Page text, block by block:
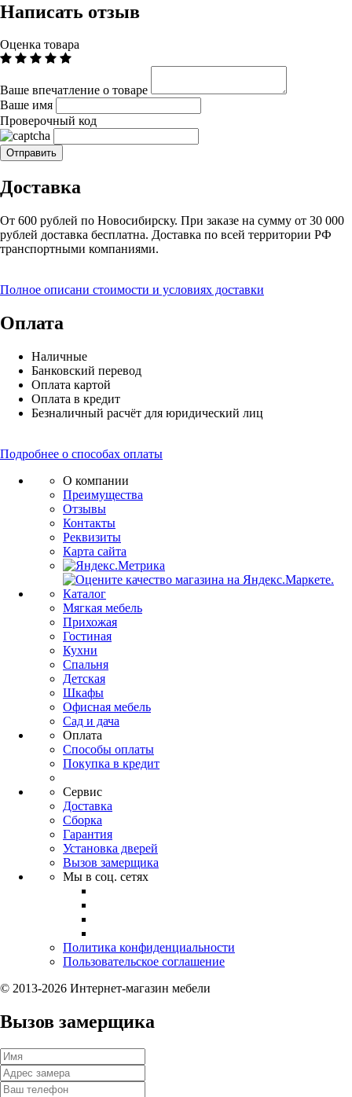
Написать отзыв
Оценка товара
Ваше впечатление о товаре
Ваше имя
Проверочный код
Доставка
От 600 рублей по Новосибирску. При заказе на сумму от 30 000
рублей доставка бесплатна. Доставка по всей территории РФ
транспортными компаниями.
Полное описани стоимости и условиях доставки
Оплата
Наличные
Банковский перевод
Оплата картой
Оплата в кредит
Безналичный расчёт для юридический лиц
Подробнее о способах оплаты
О компании
Преимущества
Отзывы
Контакты
Реквизиты
Карта сайта
Каталог
Мягкая мебель
Прихожая
Гостиная
Кухни
Спальня
Детская
Шкафы
Офисная мебель
Сад и дача
Оплата
Способы оплаты
Покупка в кредит
Сервис
Доставка
Сборка
Гарантия
Установка дверей
Вызов замерщика
Мы в соц. сетях
Политика конфиденциальности
Пользовательское соглашение
© 2013-2026 Интернет-магазин мебели
Вызов замерщика